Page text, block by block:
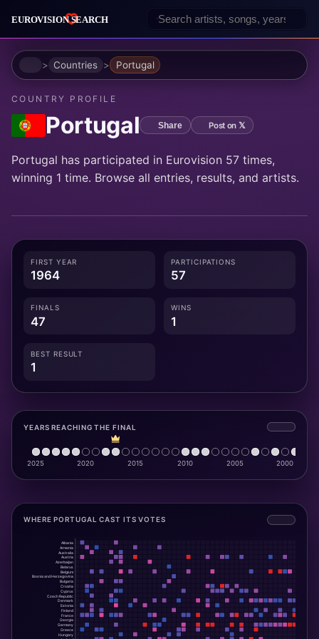
HomeCountries Portugal
COUNTRY PROFILE
Portugal Share Post on 𝕏
Portugal has participated in Eurovision 57 times,
winning 1 time. Browse all entries, results, and artists.
FIRST YEAR
1964
PARTICIPATIONS
57
FINALS
47
WINS
1
BEST RESULT
1
YEARS REACHING THE FINAL
WHERE PORTUGAL CAST ITS VOTES
Albania
Armenia
Australia
Austria
Azerbaijan
Belarus
Belgium
Bosnia and Herzegovina
Bulgaria
Croatia
Cyprus
Czech Republic
Denmark
Estonia
Finland
France
Georgia
Germany
Greece
Hungary